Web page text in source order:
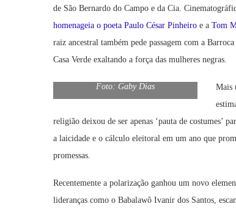
de São Bernardo do Campo e da Cia.
homenageia o poeta Paulo César Pinheiro e a Tom
raiz ancestral também pede passagem com a
Casa Verde exaltando a força das mulheres negras.
Foto: Gaby Dias Mais
religião deixou de ser apenas ‘pauta de costumes’
a laicidade e o cálculo eleitoral em um ano que
promessas.
Recentemente a polarização ganhou um novo
lideranças como o Babalawô Ivanir dos Santos,